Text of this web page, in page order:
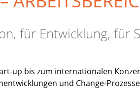
für Entwicklung, für
up bis zum internationalen
und Change-